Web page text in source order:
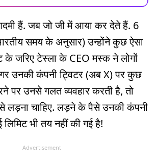
हैं. जब जो जी में आया कर देते हैं. 6
समय के अनुसार) उन्होंने कुछ ऐसा
के जरिए टेस्ला के CEO मस्क ने लोगों
उनकी कंपनी ट्विटर (अब X) पर कुछ
पर उनसे गलत व्यवहार करती है, तो
लड़ना चाहिए. लड़ने के पैसे उनकी कंपनी
लिमिट भी तय नहीं की गई है!
Advertisement